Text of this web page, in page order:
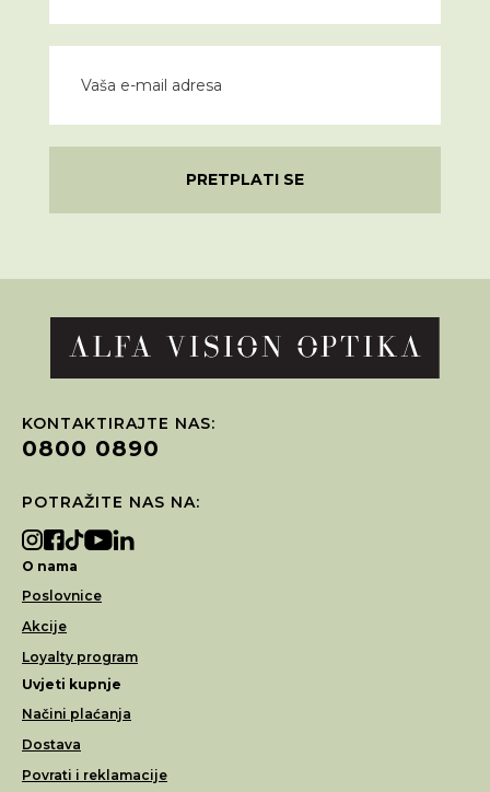
PRETPLATI SE
KONTAKTIRAJTE NAS:
0800 0890
POTRAŽITE NAS NA:
O nama
Poslovnice
Akcije
Loyalty program
Uvjeti kupnje
Načini plaćanja
Dostava
Povrati i reklamacije